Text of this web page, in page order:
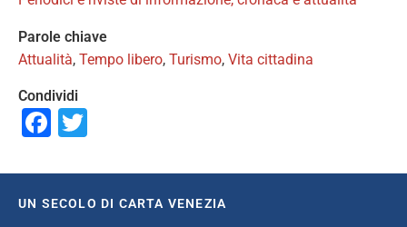
Parole chiave
Attualità, Tempo libero, Turismo, Vita cittadina
Condividi
Facebook
UN SECOLO DI CARTA VENEZIA